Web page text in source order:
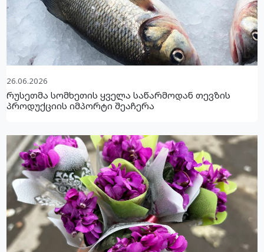
26.06.2026
რუსეთმა სომხეთის ყველა საწარმოდან თევზის
პროდუქციის იმპორტი შეაჩერა